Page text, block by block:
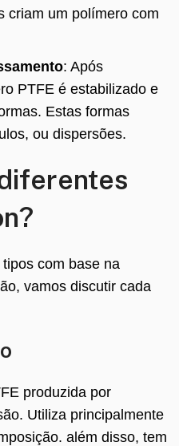
criam um polímero com
: Após
PTFE é estabilizado e
Estas formas
ou dispersões.
com base na
vamos discutir cada
produzida por
Utiliza principalmente
além disso, tem